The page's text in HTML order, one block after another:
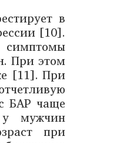
в
[10].
При этом
[11]. При
БАР чаще
мужчин
при